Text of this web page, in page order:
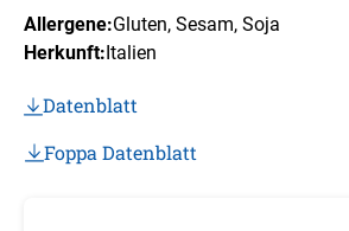
Allergene:Gluten, Sesam, Soja
Herkunft:Italien
Datenblatt
Foppa Datenblatt